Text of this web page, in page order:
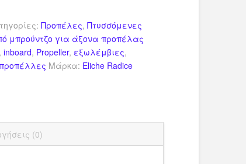
Προπέλες,Πτυσσόμενες
μπρούντζο για άξονα προπέλας
,inboard, Propeller, εξωλέμβιες,
Μάρκα: Eliche Radice
(0)